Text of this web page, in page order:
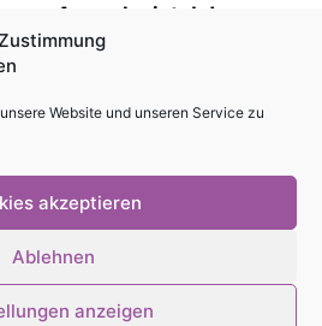
Website und unseren Service zu
akzeptieren
Ablehnen
anzeigen
neue Ausgabe ist da!
- 27. Februar 2026